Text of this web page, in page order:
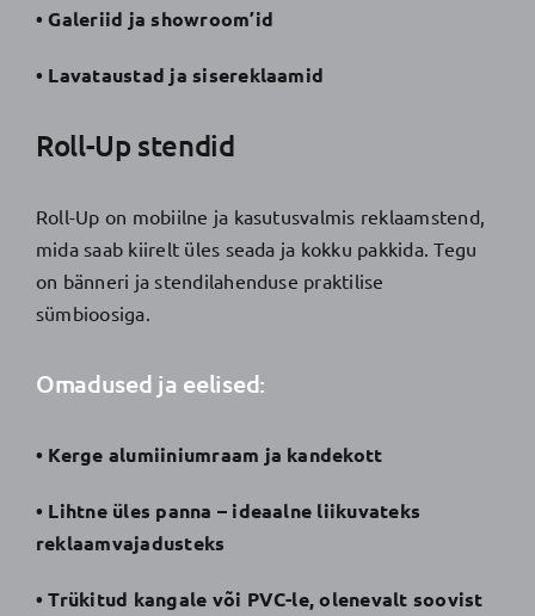
• Galeriid ja showroom’id
• Lavataustad ja sisereklaamid
Roll-Up stendid
Roll-Up on mobiilne ja kasutusvalmis reklaamstend,
mida saab kiirelt üles seada ja kokku pakkida. Tegu
on bänneri ja stendilahenduse praktilise
sümbioosiga.
Omadused ja eelised:
• Kerge alumiiniumraam ja kandekott
• Lihtne üles panna – ideaalne liikuvateks
reklaamvajadusteks
• Trükitud kangale või PVC-le, olenevalt soovist